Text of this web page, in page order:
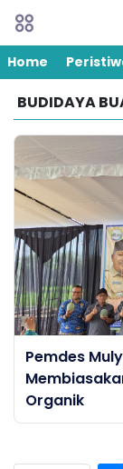
Home
BUDIDAYA
Pemdes
Organik